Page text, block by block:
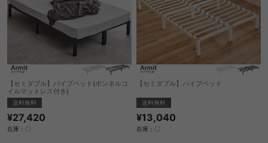
【セミダブル】パイプベッド(ボンネルコ
イルマットレス付き)
送料無料
¥27,420
在庫：〇
【セミダブル】パイプベッド
送料無料
¥13,040
在庫：〇